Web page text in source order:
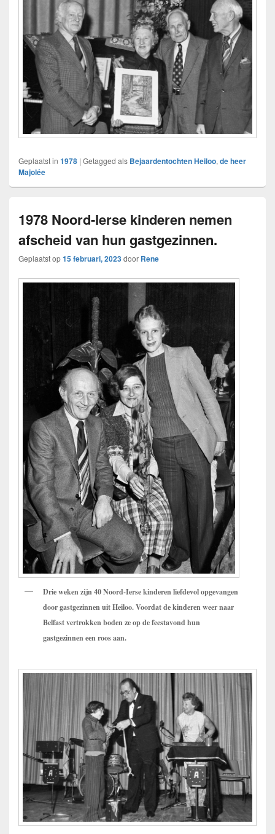
Geplaatst in 1978 | Getagged als Bejaardentochten Heiloo, de heer
Majolée
1978 Noord-Ierse kinderen nemen
afscheid van hun gastgezinnen.
Geplaatst op15 februari, 2023door Rene
Drie weken zijn 40 Noord-Ierse kinderen liefdevol opgevangen
door gastgezinnen uit Heiloo. Voordat de kinderen weer naar
Belfast vertrokken boden ze op de feestavond hun
gastgezinnen een roos aan.